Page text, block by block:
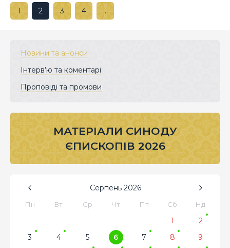
1 2 3 4 …
Новини та анонси
Інтерв’ю та коментарі
Проповіді та промови
МАТЕРІАЛИ СИНОДУ
ЄПИСКОПІВ 2026
Серпень 2026
Пн Вт Ср Чт Пт Сб Нд
1
2
3
4 5 6 7 8
9